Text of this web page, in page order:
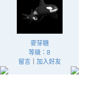
麥芽糖
等級：8
留言｜ 加入好友